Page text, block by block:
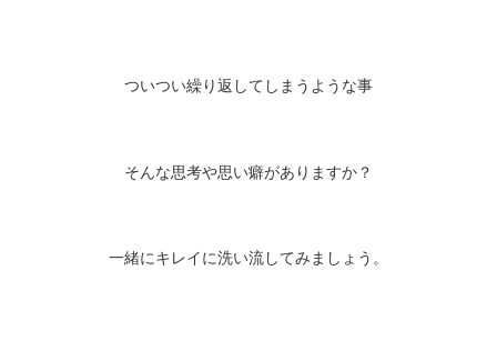
ついつい繰り返してしまうような事
そんな思考や思い癖がありますか？
一緒にキレイに洗い流してみましょう。